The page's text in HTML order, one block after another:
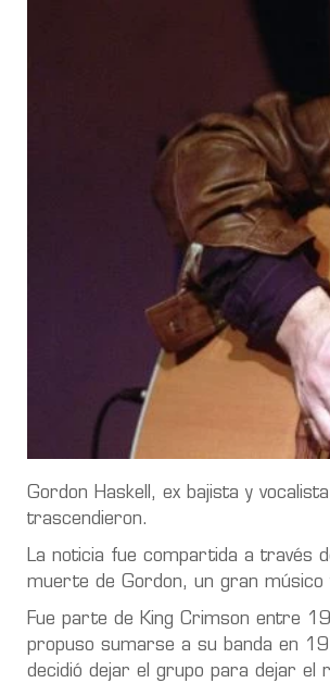
Gordon Haskell, ex bajista y
trascendieron.
La noticia fue compartida a través
muerte de Gordon, un gran músico
Fue parte de King Crimson entre
propuso sumarse a su banda en
decidió dejar el grupo para dejar el